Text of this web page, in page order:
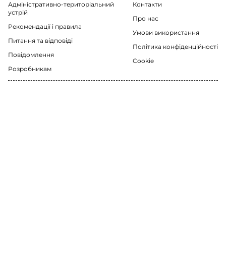
Адміністративно-територіальний
устрій
Рекомендації i правила
Питання та відповіді
Повідомлення
Розробникам
Контакти
Про нас
Умови використання
Політика конфіденційності
Cookie